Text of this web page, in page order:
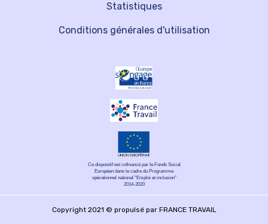
Statistiques
Conditions générales d'utilisation
Ce dispositif est cofinancé par le Fonds Social
Européen dans le cadre du Programme
opérationnel national "Emploi et inclusion"
2014-2020
Copyright 2021 © propulsé par FRANCE TRAVAIL